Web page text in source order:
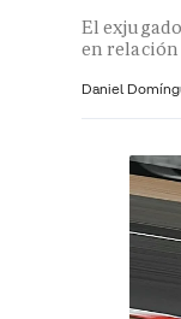
El
en
Daniel